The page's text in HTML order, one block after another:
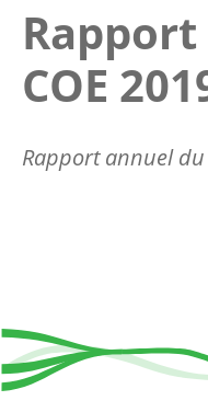
COE
Rapport annuel du